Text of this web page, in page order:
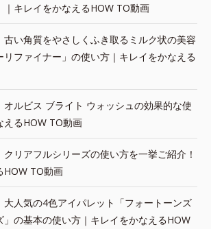
｜キレイをかなえるHOW TO動画
古い角質をやさしくふき取るミルク状の美容
ファイナー」の使い方｜キレイをかなえる
オルビス ブライト ウォッシュの効果的な使
えるHOW TO動画
クリアフルシリーズの使い方を一挙ご紹介！
HOW TO動画
大人気の4色アイパレット「フォートーンズ
」の基本の使い方｜キレイをかなえるHOW